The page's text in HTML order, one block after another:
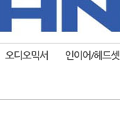
오디오믹서 인이어/헤드셋